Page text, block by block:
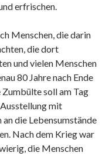
erfrischen.
Menschen, die darin
die dort
und vielen Menschen
80 Jahre nach Ende
soll am Tag
mit
die Lebensumstände
Nach dem Krieg war
die Menschen